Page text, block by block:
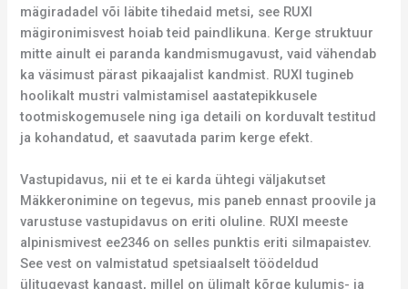
mägiradadel või läbite tihedaid metsi, see RUXI
mägironimisvest hoiab teid paindlikuna. Kerge struktuur
mitte ainult ei paranda kandmismugavust, vaid vähendab
ka väsimust pärast pikaajalist kandmist. RUXI tugineb
hoolikalt mustri valmistamisel aastatepikkusele
tootmiskogemusele ning iga detaili on korduvalt testitud
ja kohandatud, et saavutada parim kerge efekt.
Vastupidavus, nii et te ei karda ühtegi väljakutset
Mäkkeronimine on tegevus, mis paneb ennast proovile ja
varustuse vastupidavus on eriti oluline. RUXI meeste
alpinismivest ee2346 on selles punktis eriti silmapaistev.
See vest on valmistatud spetsiaalselt töödeldud
ülitugevast kangast, millel on ülimalt kõrge kulumis- ja